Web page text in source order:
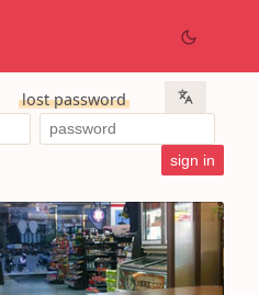
lost password